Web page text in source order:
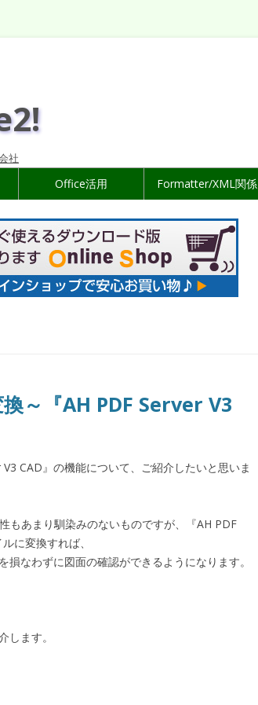
社
Office活用 Formatter/XML関係
～『AH PDF Server V3
CAD』の機能について、ご紹介したいと思いま
もあまり馴染みのないものですが、『AH PDF
に変換すれば、
なわずに図面の確認ができるようになります。
します。